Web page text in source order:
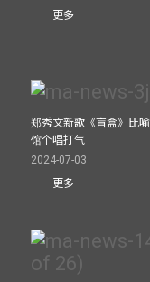
更多
郑秀文新歌《盲盒》比
馆个唱打气
2024-07-03
更多